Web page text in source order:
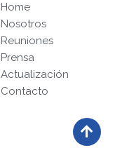
Home
Nosotros
Reuniones
Prensa
Actualización
Contacto